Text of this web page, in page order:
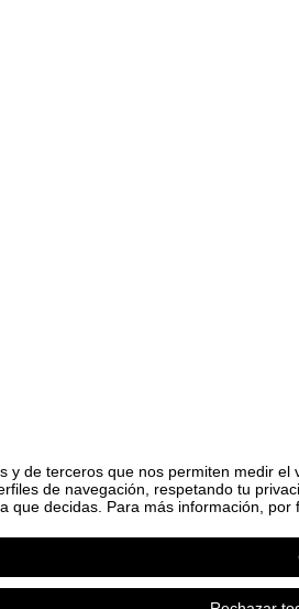
y de terceros que nos permiten medir
de navegación, respetando tu
que decidas. Para más información,